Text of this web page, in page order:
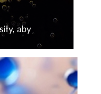
aby
misją jest
pokarmowej,
w drugiej